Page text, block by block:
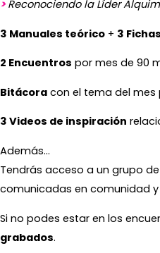
> Reconociendo la Líder
3 Manuales teórico + 3 Fichas
2 Encuentros por mes de 90
Bitácora con el tema del mes
3 Videos de inspiración
Además...
Tendrás acceso a un grupo de
comunicadas en comunidad y
Si no podes estar en los
grabados.